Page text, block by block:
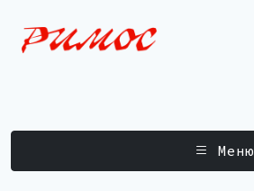
Меню